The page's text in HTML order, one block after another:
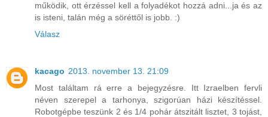
működik, ott érzéssel kell a folyadékot hozzá adni...ja és az
is isteni, talán még a söréttől is jobb. :)
Válasz
kacago 2013. november 13. 21:09
Most találtam rá erre a bejegyzésre. Itt Izraelben fervli
néven szerepel a tarhonya, szigorúan házi készítéssel.
Robotgépbe teszünk 2 és 1/4 pohár átszitált lisztet, 3 tojást,